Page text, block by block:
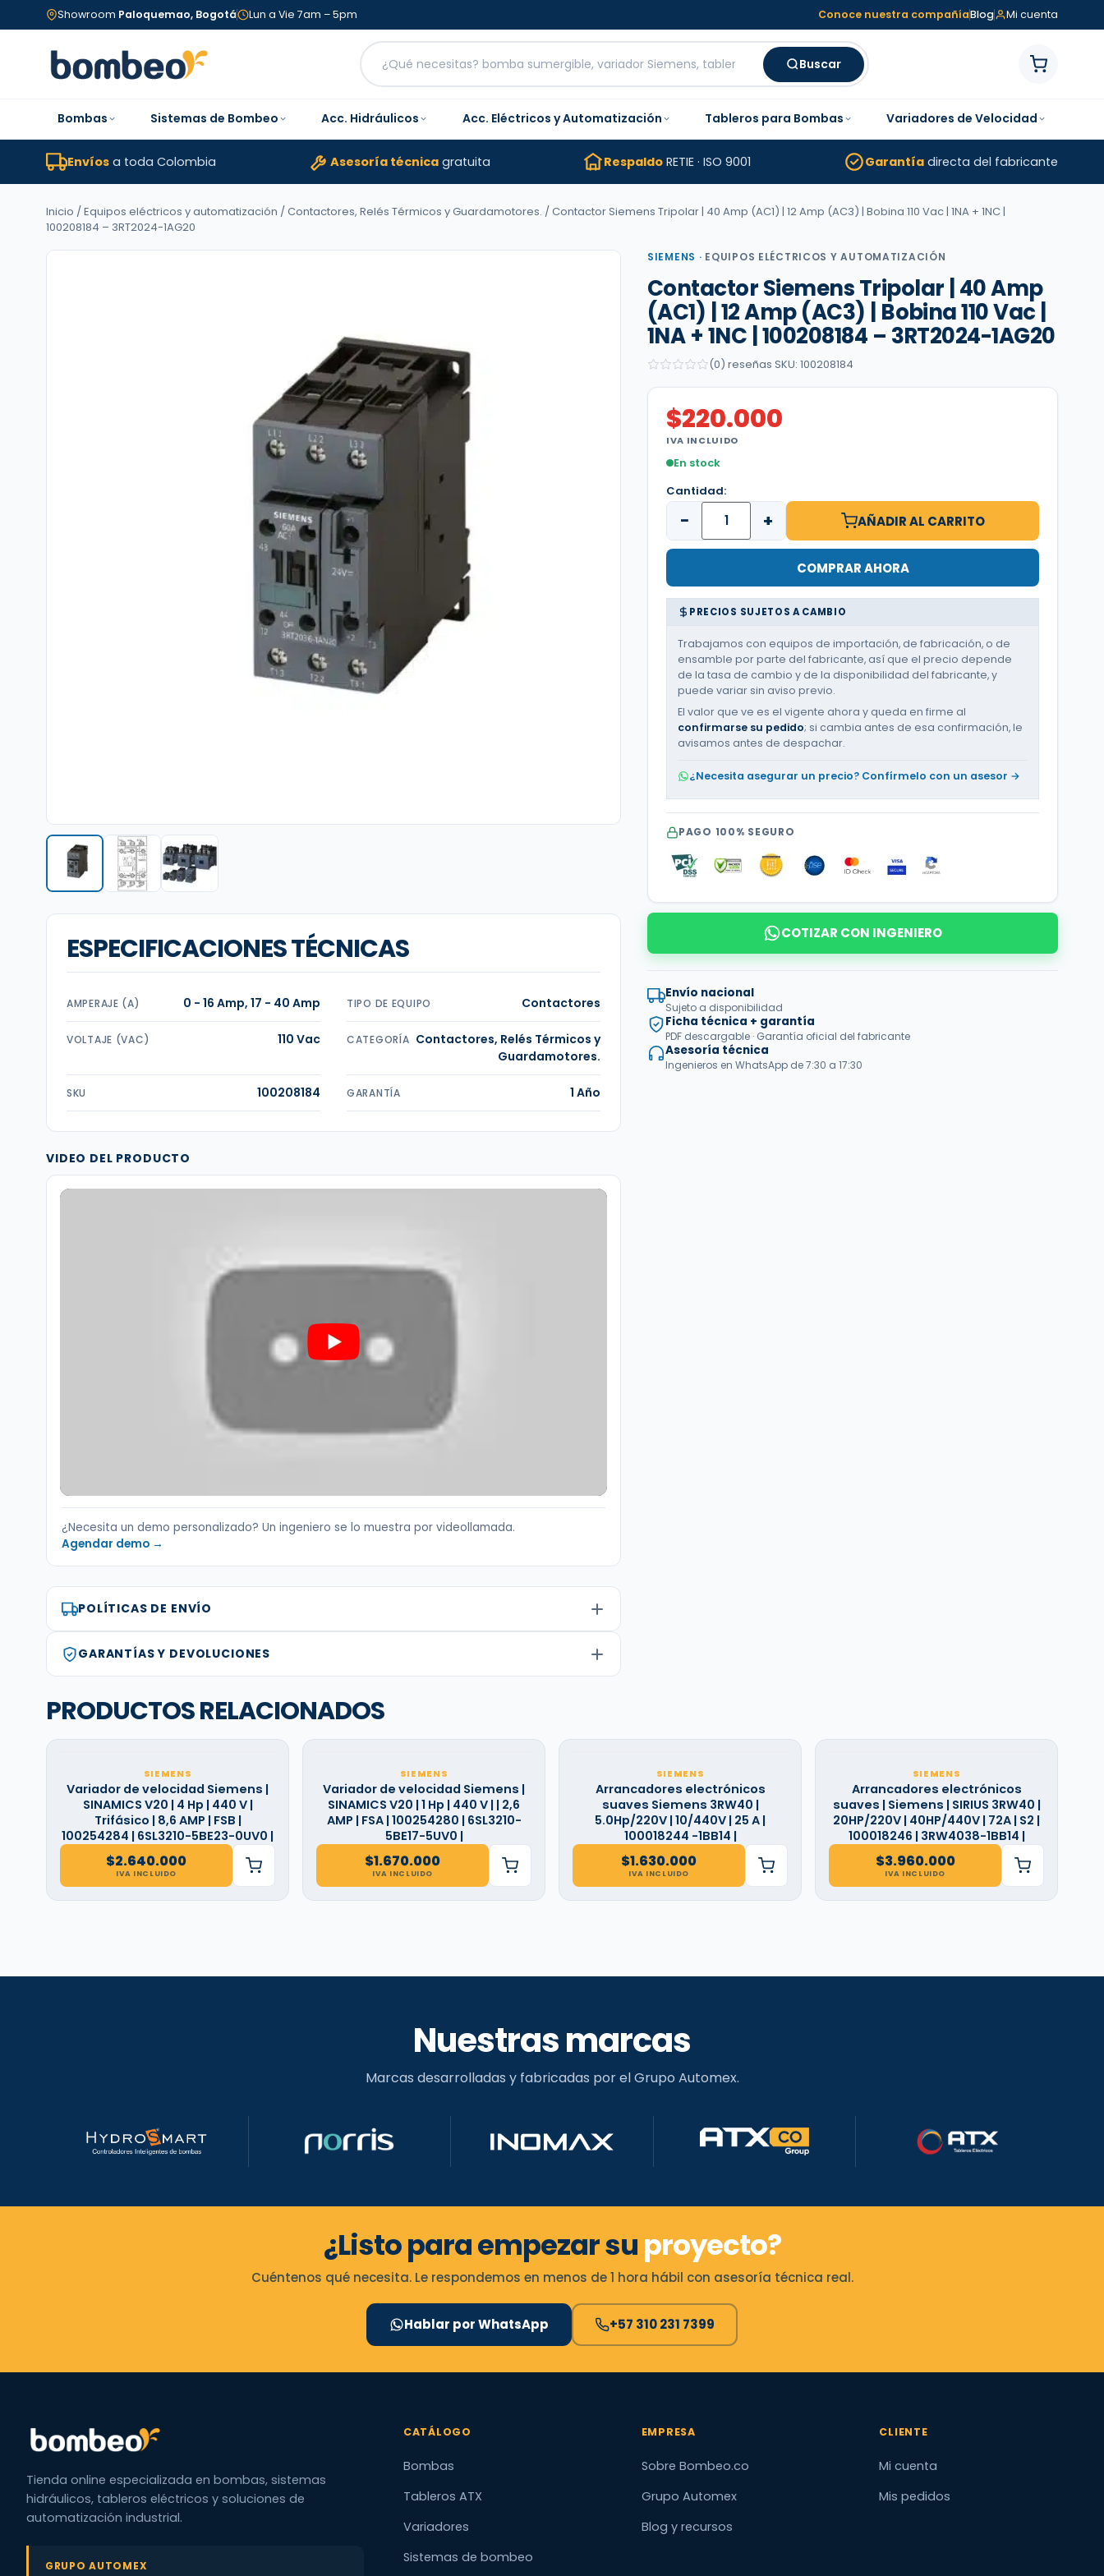
Showroom Paloquemao, Bogotá Lun a Vie 7am – 5pm Conoce nuestra compañíaBlog Mi cuenta
Buscar
Bombas Sistemas de Bombeo Acc. Hidráulicos Acc. Eléctricos y Automatización Tableros para Bombas Variadores de Velocidad
Envíos a toda Colombia Asesoría técnicagratuita Respaldo RETIE · ISO 9001 Garantíadirecta del fabricante
Inicio /Equipos eléctricos y automatización /Contactores, Relés Térmicos y Guardamotores. / Contactor Siemens Tripolar | 40 Amp (AC1) | 12 Amp (AC3) | Bobina 110 Vac | 1NA + 1NC |
100208184 – 3RT2024-1AG20
SIEMENS · EQUIPOS ELÉCTRICOS Y AUTOMATIZACIÓN
Contactor Siemens Tripolar | 40 Amp
(AC1) | 12 Amp (AC3) | Bobina 110 Vac |
1NA + 1NC | 100208184 – 3RT2024-1AG20
(0) reseñas SKU: 100208184
$220.000
IVA INCLUIDO
En stock
Cantidad:
− + AÑADIR AL CARRITO
COMPRAR AHORA
PRECIOS SUJETOS A CAMBIO
Trabajamos con equipos de importación, de fabricación, o de
ensamble por parte del fabricante, así que el precio depende
de la tasa de cambio y de la disponibilidad del fabricante, y
puede variar sin aviso previo.
El valor que ve es el vigente ahora y queda en firme al
confirmarse su pedido; si cambia antes de esa confirmación, le
avisamos antes de despachar.
¿Necesita asegurar un precio? Confírmelo con un asesor →
PAGO 100% SEGURO
COTIZAR CON INGENIERO
Envío nacional
Sujeto a disponibilidad
Ficha técnica + garantía
PDF descargable · Garantía oficial del fabricante
Asesoría técnica
Ingenieros en WhatsApp de 7:30 a 17:30
ESPECIFICACIONES TÉCNICAS
AMPERAJE (A) 0 - 16 Amp, 17 - 40 Amp TIPO DE EQUIPO Contactores
VOLTAJE (VAC) 110 Vac CATEGORÍA Contactores, Relés Térmicos y
Guardamotores.
SKU 100208184 GARANTÍA 1 Año
VIDEO DEL PRODUCTO
¿Necesita un demo personalizado? Un ingeniero se lo muestra por videollamada.
Agendar demo →
POLÍTICAS DE ENVÍO
GARANTÍAS Y DEVOLUCIONES
PRODUCTOS RELACIONADOS
SIEMENS
Variador de velocidad Siemens |
SINAMICS V20 | 4 Hp | 440 V |
Trifásico | 8,6 AMP | FSB |
100254284 | 6SL3210-5BE23-0UV0 |
$2.640.000
IVA INCLUIDO
SIEMENS
Variador de velocidad Siemens |
SINAMICS V20 | 1 Hp | 440 V | | 2,6
AMP | FSA | 100254280 | 6SL3210-
5BE17-5UV0 |
$1.670.000
IVA INCLUIDO
SIEMENS
Arrancadores electrónicos
suaves Siemens 3RW40 |
5.0Hp/220V | 10/440V | 25 A |
100018244 -1BB14 |
$1.630.000
IVA INCLUIDO
SIEMENS
Arrancadores electrónicos
suaves | Siemens | SIRIUS 3RW40 |
20HP/220V | 40HP/440V | 72A | S2 |
100018246 | 3RW4038-1BB14 |
$3.960.000
IVA INCLUIDO
Nuestras marcas
Marcas desarrolladas y fabricadas por el Grupo Automex.
¿Listo para empezar suproyecto?
Cuéntenos qué necesita. Le respondemos en menos de 1 hora hábil con asesoría técnica real.
Hablar por WhatsApp +57 310 231 7399
Tienda online especializada en bombas, sistemas
hidráulicos, tableros eléctricos y soluciones de
automatización industrial.
GRUPO AUTOMEX
CATÁLOGO
Bombas
Tableros ATX
Variadores
Sistemas de bombeo
EMPRESA
Sobre Bombeo.co
Grupo Automex
Blog y recursos
CLIENTE
Mi cuenta
Mis pedidos